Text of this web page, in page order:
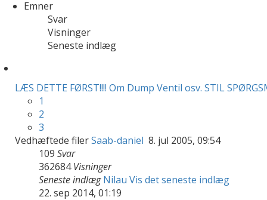
Emner
Svar
Visninger
Seneste indlæg
LÆS DETTE FØRST!!!! Om Dump Ventil osv. STIL
1
2
3
Vedhæftede filerSaab-daniel 8. jul 2005, 09:54
109 Svar
362684Visninger
Seneste indlægNilau Vis det seneste indlæg
22. sep 2014, 01:19